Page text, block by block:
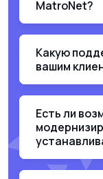
MatroNet?
Какую
вашим
Есть ли